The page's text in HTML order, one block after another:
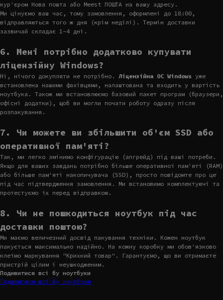
кур'єром Нова пошта або Meest ПОШТА на вашу адресу.
Ми цінуємо ваш час, тому замовлення, оформлені до 18:00,
відправляються того ж дня (крім неділі). Термін доставки
зазвичай складає 1-4 дні.
6. Мені потрібно додатково купувати
ліцензійну Windows?
Ні, нічого докупляти не потрібно. Ліцензійна ОС Windows уже
встановлена нашими фахівцями, налаштована та входить у вартість
ноутбука. Також ми встановлюємо базовий пакет програм (браузери,
офісні додатки), щоб ви могли почати роботу одразу після
розпакування.
7. Чи можете ви збільшити об'єм SSD або
оперативної пам'яті?
Так, ми легко змінимо конфігурацію (апгрейд) під ваші потреби.
Якщо для ваших завдань потрібно більше оперативної пам'яті (RAM)
або більше пам'яті накопичувача (SSD), просто повідомте про це
під час підтвердження замовлення. Ми встановимо комплектуючі та
протестуємо їх перед відправкою.
8. Чи не пошкодиться ноутбук під час
доставки поштою?
Ми маємо величезний досвід пакування техніки. Кожен ноутбук
пакується максимально надійно. На кожну коробку ми обов'язково
клеїмо маркування "Крихкий товар". Гарантуємо, що ви отримаєте
пристрій цілим і неушкодженим.
Подивитися всі бу ноутбуки
Подивитися всі бу ноутбуки